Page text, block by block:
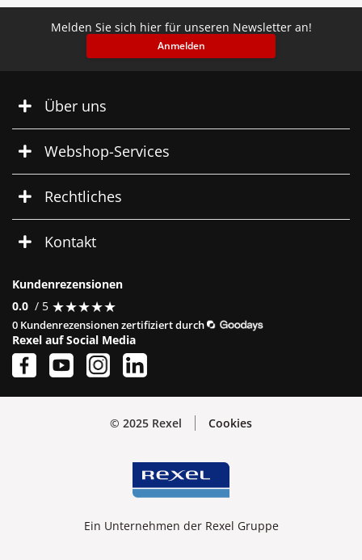
Melden Sie sich hier für unseren Newsletter an!
Anmelden
Über uns
Webshop-Services
Rechtliches
Kontakt
Kundenrezensionen
0.0 / 5 ★★★★★
★★★★★
0 Kundenrezensionen zertifiziert durch
Rexel auf Social Media
© 2025 Rexel Cookies
Ein Unternehmen der Rexel Gruppe